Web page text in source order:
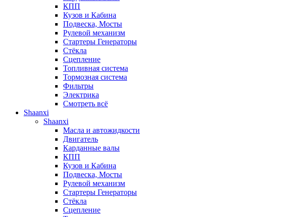
КПП
Кузов и Кабина
Подвеска, Мосты
Рулевой механизм
Стартеры Генераторы
Стёкла
Сцепление
Топливная система
Тормозная система
Фильтры
Электрика
Смотреть всё
Shaanxi
Shaanxi
Масла и автожидкости
Двигатель
Карданные валы
КПП
Кузов и Кабина
Подвеска, Мосты
Рулевой механизм
Стартеры Генераторы
Стёкла
Сцепление